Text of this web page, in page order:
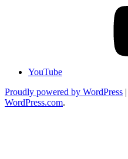
YouTube
Proudly powered by WordPress |
WordPress.com.